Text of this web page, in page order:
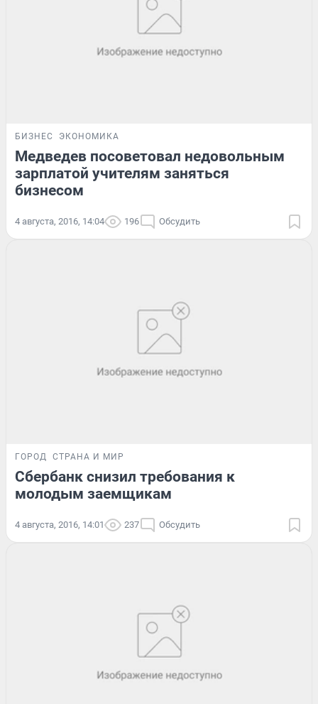
БИЗНЕС ЭКОНОМИКА
Медведев посоветовал недовольным
зарплатой учителям заняться
бизнесом
4 августа, 2016, 14:04 196 Обсудить
ГОРОД СТРАНА И МИР
Сбербанк снизил требования к
молодым заемщикам
4 августа, 2016, 14:01 237 Обсудить